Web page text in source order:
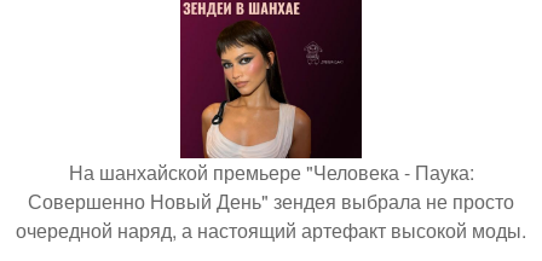
На шанхайской премьере "Человека - Паука:
Совершенно Новый День" зендея выбрала не просто
очередной наряд, а настоящий артефакт высокой моды.